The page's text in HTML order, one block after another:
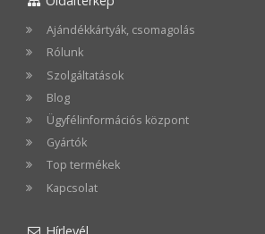
Ajándékkártyák, csomagolás
Rólunk
Szolgáltatások
Blog
Ügyfélinformációs központ
Gyártók
Top termékek
Kapcsolat